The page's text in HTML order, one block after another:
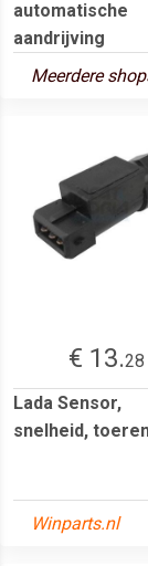
automatische
aandrijving
Meerdere
€ 13.28
Lada Sensor,
snelheid,
Winparts.nl